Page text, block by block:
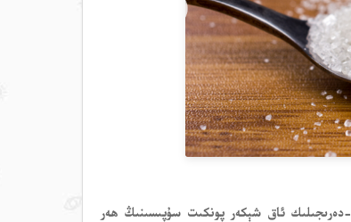
7-ئاينىڭ 6-كۈنىدىكى خەۋەرگە قارىغاندا، 7-ئاينىڭ 3-كۈنى، گۇاڭشى ليۇجوۋدىكى 1-دەرىجىلىك ئاق شېكەر پونكىت سۇپىسىنىڭ ھەر